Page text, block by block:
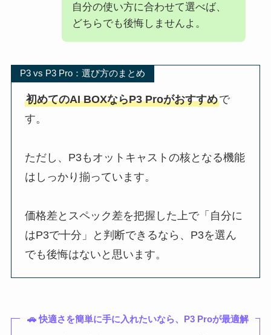
自分の使い方に合わせて選べば、
どちらでも後悔しませんよ。
P3 vs P3 Pro：選び方のまとめ
初めてのAI BOXならP3 Proがおすすめで
す。
ただし、P3もオットキャストの核となる機能
はしっかり揃っています。
価格差とスペック差を把握した上で「自分に
はP3で十分」と判断できるなら、P3を選ん
でも後悔はないと思います。
🚗 快適さを簡単に手に入れたいなら、P3 Proが最適解